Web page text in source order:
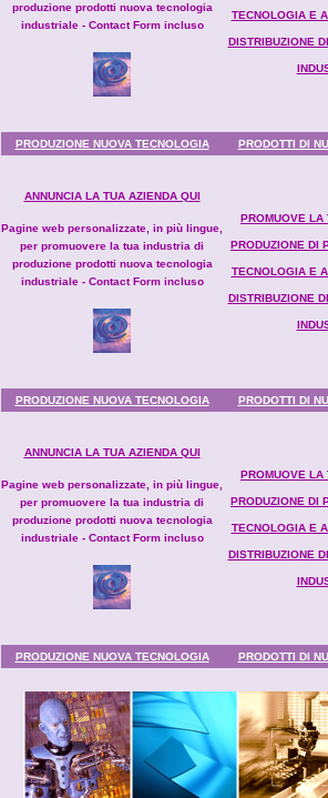
produzione prodotti nuova tecnologia
industriale - Contact Form incluso
TECNOLOGIA E
DISTRIBUZIONE
PRODUZIONE NUOVA TECNOLOGIA PRODOTTI DI
ANNUNCIA LA TUA AZIENDA QUI
Pagine web personalizzate, in più lingue,
per promuovere la tua industria di
produzione prodotti nuova tecnologia
industriale - Contact Form incluso
PROMUOVE LA
PRODUZIONE DI
TECNOLOGIA E
DISTRIBUZIONE
PRODUZIONE NUOVA TECNOLOGIA PRODOTTI DI
ANNUNCIA LA TUA AZIENDA QUI
Pagine web personalizzate, in più lingue,
per promuovere la tua industria di
produzione prodotti nuova tecnologia
industriale - Contact Form incluso
PROMUOVE LA
PRODUZIONE DI
TECNOLOGIA E
DISTRIBUZIONE
PRODUZIONE NUOVA TECNOLOGIA PRODOTTI DI